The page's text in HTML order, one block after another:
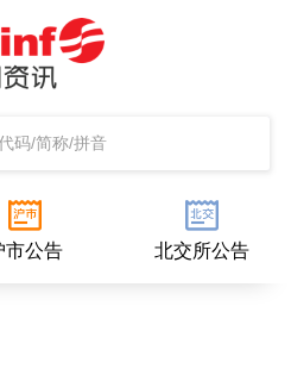
码/简称/拼音
市公告 北交所公告